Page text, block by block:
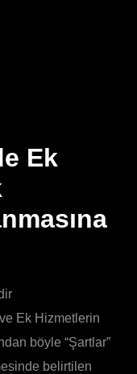
Ek
ve Ek Hizmetlerin
böyle “Şartlar”
belirtilen